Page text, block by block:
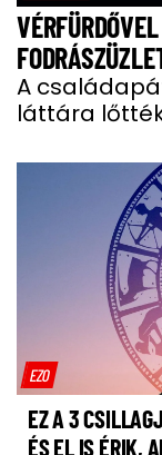
A
láttára
EZO
EZ A 3
ÉS EL IS ÉRIK,